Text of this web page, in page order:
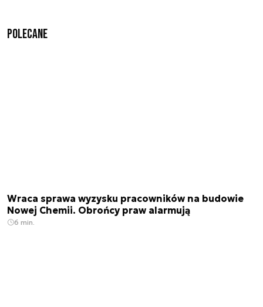
Polecane
Wraca sprawa wyzysku pracowników na budowie
Nowej Chemii. Obrońcy praw alarmują
6 min.